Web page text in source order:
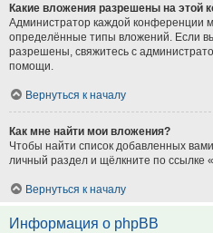
Какие вложения разрешены на этой
Администратор каждой конференции
определённые типы вложений. Если
разрешены, свяжитесь с
помощи.
Вернуться к началу
Как мне найти мои вложения?
Чтобы найти список добавленных
личный раздел и щёлкните по ссылке
Вернуться к началу
Информация о phpBB